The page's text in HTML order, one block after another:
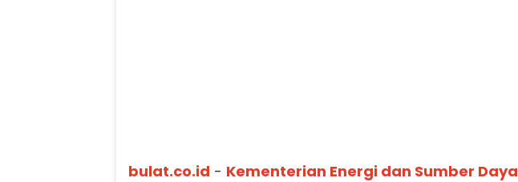
bulat.co.id - Kementerian Energi dan Sumber Daya